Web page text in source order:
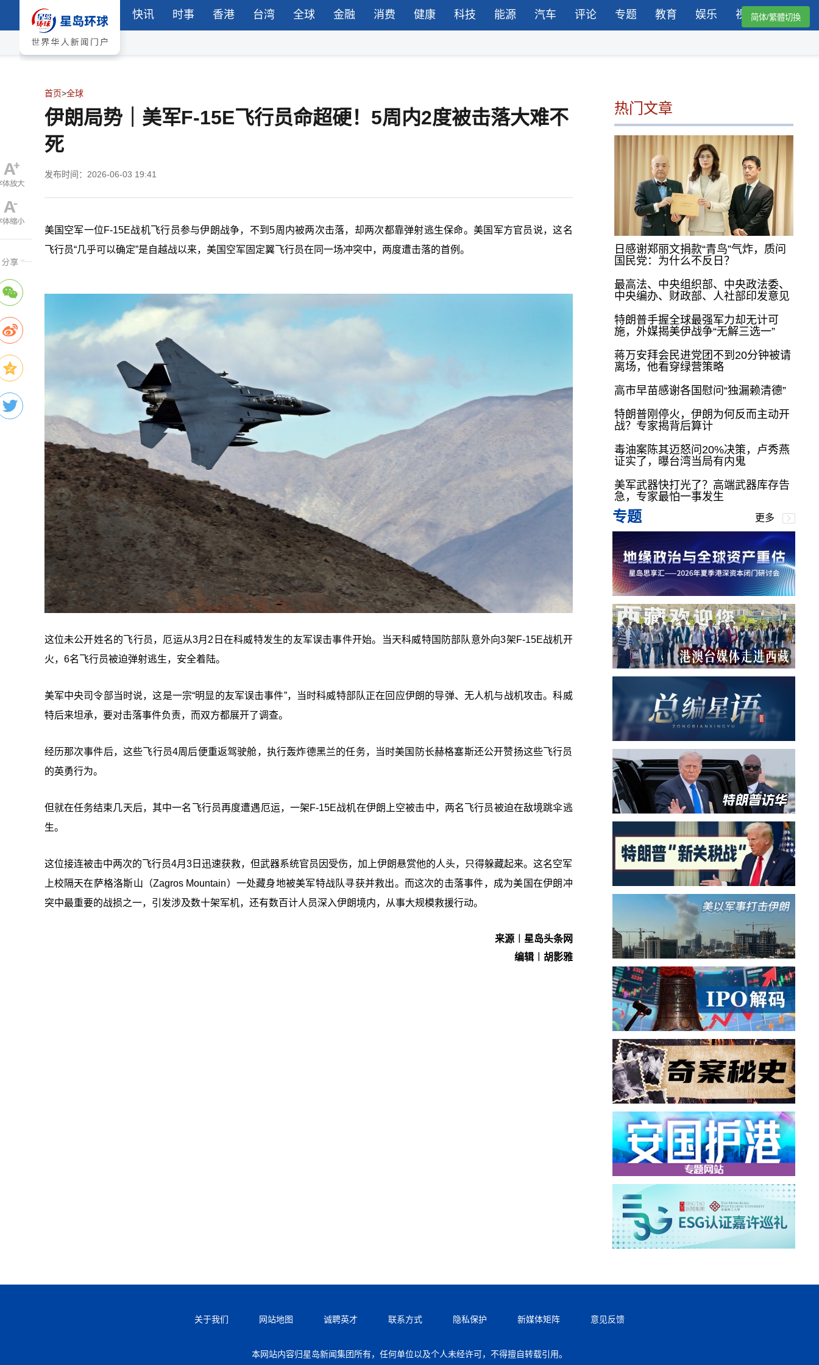
快讯 时事 香港 台湾 全球 金融 消费 健康 科技 能源 汽车 评论 专题 教育 娱乐 视频简体/繁體切換
首页>全球
伊朗局势｜美军F-15E飞行员命超硬！5周内2度被击落大难不
死
发布时间：2026-06-03 19:41
美国空军一位F-15E战机飞行员参与伊朗战争，不到5周内被两次击落，却两次都靠弹射逃生保命。美国军方官员说，这名
飞行员“几乎可以确定”是自越战以来，美国空军固定翼飞行员在同一场冲突中，两度遭击落的首例。
这位未公开姓名的飞行员，厄运从3月2日在科威特发生的友军误击事件开始。当天科威特国防部队意外向3架F-15E战机开
火，6名飞行员被迫弹射逃生，安全着陆。
美军中央司令部当时说，这是一宗“明显的友军误击事件”，当时科威特部队正在回应伊朗的导弹、无人机与战机攻击。科威
特后来坦承，要对击落事件负责，而双方都展开了调查。
经历那次事件后，这些飞行员4周后便重返驾驶舱，执行轰炸德黑兰的任务，当时美国防长赫格塞斯还公开赞扬这些飞行员
的英勇行为。
但就在任务结束几天后，其中一名飞行员再度遭遇厄运，一架F-15E战机在伊朗上空被击中，两名飞行员被迫在敌境跳伞逃
生。
这位接连被击中两次的飞行员4月3日迅速获救，但武器系统官员因受伤，加上伊朗悬赏他的人头，只得躲藏起来。这名空军
上校隔天在萨格洛斯山（Zagros Mountain）一处藏身地被美军特战队寻获并救出。而这次的击落事件，成为美国在伊朗冲
突中最重要的战损之一，引发涉及数十架军机，还有数百计人员深入伊朗境内，从事大规模救援行动。
来源︱星岛头条网
编辑︱胡影雅
热门文章
日感谢郑丽文捐款“青鸟”气炸，质问
国民党：为什么不反日？
最高法、中央组织部、中央政法委、
中央编办、财政部、人社部印发意见
特朗普手握全球最强军力却无计可
施，外媒揭美伊战争“无解三选一”
蒋万安拜会民进党团不到20分钟被请
离场，他看穿绿营策略
高市早苗感谢各国慰问“独漏赖清德”
特朗普刚停火，伊朗为何反而主动开
战？专家揭背后算计
毒油案陈其迈怒问20%决策，卢秀燕
证实了，曝台湾当局有内鬼
美军武器快打光了？高端武器库存告
急，专家最怕一事发生
专题 更多
关于我们 网站地图 诚聘英才 联系方式 隐私保护 新媒体矩阵 意见反馈
本网站内容归星岛新闻集团所有，任何单位以及个人未经许可，不得擅自转载引用。